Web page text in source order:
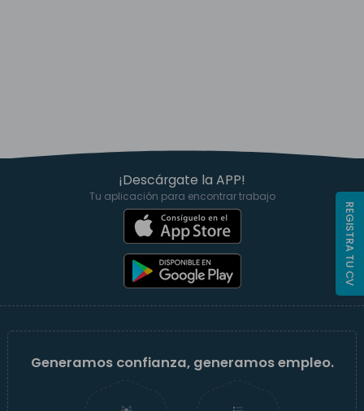
¡Descárgate la APP!
Tu aplicación para encontrar trabajo
Generamos confianza, generamos empleo.
REGISTRA TU CV